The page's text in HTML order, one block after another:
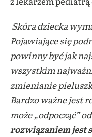
Skóra dziecka
Pojawiające się
powinny być jak
wszystkim
zmienianie
Bardzo ważne jest
może „odpocząć”
rozwiązaniem jest